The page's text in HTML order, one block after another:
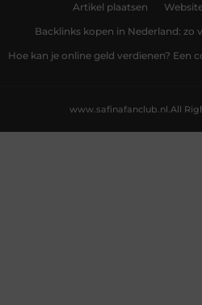
Artikel plaatsen
Backlinks kopen in Nederland:
Hoe kan je online geld verdienen?
All
www.safinafanclub.nl.